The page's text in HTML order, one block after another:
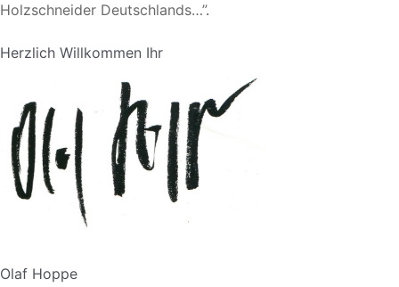
Holzschneider Deutschlands…”.
Herzlich Willkommen Ihr
Olaf Hoppe